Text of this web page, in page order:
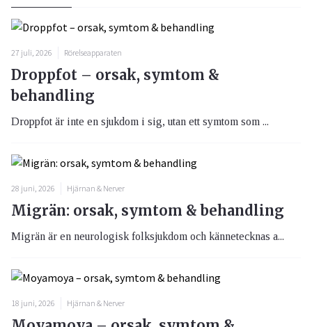
27 juli, 2026 Rörelseapparaten
Droppfot – orsak, symtom &
behandling
Droppfot är inte en sjukdom i sig, utan ett symtom som ...
28 juni, 2026 Hjärnan & Nerver
Migrän: orsak, symtom & behandling
Migrän är en neurologisk folksjukdom och kännetecknas a...
18 juni, 2026 Hjärnan & Nerver